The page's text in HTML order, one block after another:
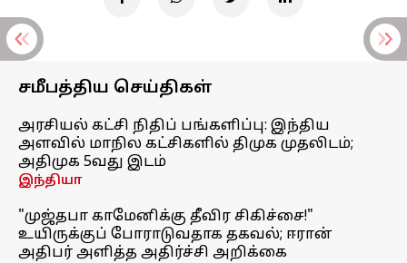
சமீபத்திய செய்திகள்
அரசியல் கட்சி நிதிப் பங்களிப்பு: இந்திய
அளவில் மாநில கட்சிகளில் திமுக முதலிடம்;
அதிமுக 5வது இடம்
இந்தியா
"முஜ்தபா காமேனிக்கு தீவிர சிகிச்சை!"
உயிருக்குப் போராடுவதாக தகவல்; ஈரான்
அதிபர் அளித்த அதிர்ச்சி அறிக்கை